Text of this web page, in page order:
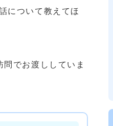
について教えてほ
でお渡ししていま